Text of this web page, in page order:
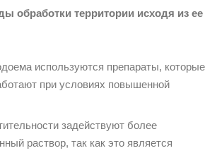
обработки территории исходя из ее
используются препараты, которые
при условиях повышенной
задействуют более
раствор, так как это является